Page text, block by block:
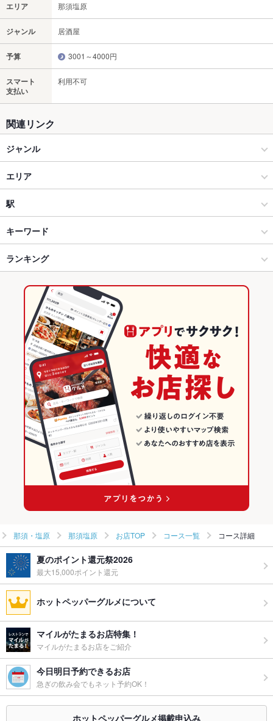
エリア 那須塩原
ジャンル 居酒屋
予算 3001～4000円
スマート
支払い
利用不可
関連リンク
ジャンル
居酒屋
創作
那須・塩原 × 居酒屋
那須・塩原 × 創作
黒磯駅 × 居酒屋
黒磯駅 × 創作
エリア
那須塩原
那須塩原 × 居酒屋
那須塩原 × 創作
栃木 × 居酒屋
栃木 × 創作
駅
黒磯駅
キーワード
卵焼き からあげ
ペペロンチーノ ピザ
デザート アヒージョ
ランキング
栃木のグルメランキング
栃木の居酒屋ランキング
那須・塩原のグルメランキング
那須・塩原の居酒屋ランキング
那須塩原のグルメランキング
那須塩原の居酒屋ランキング
那須・塩原 那須塩原 お店TOP コース一覧 コース詳細
夏のポイント還元祭2026
最大15,000ポイント還元
ホットペッパーグルメについて
マイルがたまるお店特集！
マイルがたまるお店をご紹介
今日明日予約できるお店
急ぎの飲み会でもネット予約OK！
ホットペッパーグルメ掲載申込み